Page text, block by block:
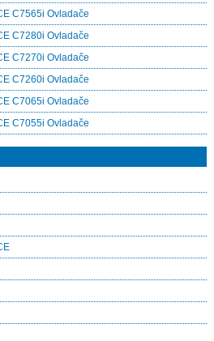
C7565i Ovladače
C7280i Ovladače
C7270i Ovladače
C7260i Ovladače
C7065i Ovladače
C7055i Ovladače